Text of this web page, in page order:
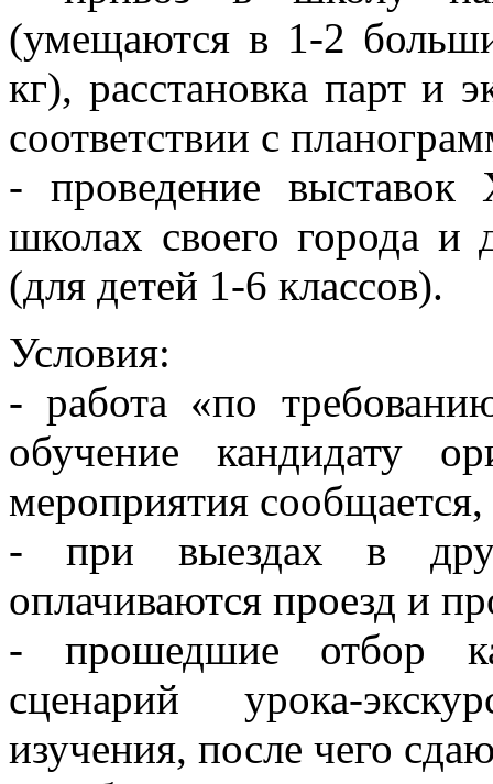
(умещаются в 1-2
кг), расстановка парт и
соответствии с
- проведение выставок
школах своего города и
(для детей 1-6 классов).
Условия:
- работа «по
обучение кандидату
мероприятия
- при выездах в
оплачиваются проезд и
- прошедшие отбор
сценарий урока-
изучения, после чего